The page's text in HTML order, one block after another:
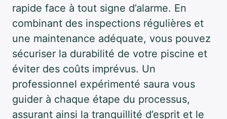
rapide face à tout signe d’alarme. En
combinant des inspections régulières et
une maintenance adéquate, vous pouvez
sécuriser la durabilité de votre piscine et
éviter des coûts imprévus. Un
professionnel expérimenté saura vous
guider à chaque étape du processus,
assurant ainsi la tranquillité d’esprit et le